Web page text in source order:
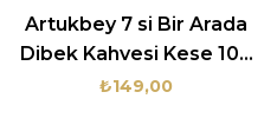
Artukbey 7 si Bir Arada
Dibek Kahvesi Kese 100
gr
₺149,00